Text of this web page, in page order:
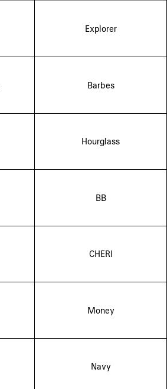
Explorer
Barbes
Hourglass
BB
CHERI
Money
Navy